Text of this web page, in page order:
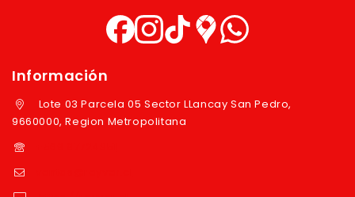
Información
Lote 03 Parcela 05 Sector LLancay San Pedro,
9660000, Region Metropolitana